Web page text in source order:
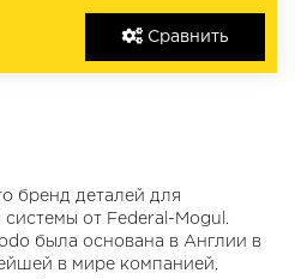
Сравнить
бренд деталей для
от Federal-Mogul.
была основана в Англии в
в мире компанией,